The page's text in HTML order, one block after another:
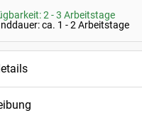
2 - 3 Arbeitstage
ca. 1 - 2 Arbeitstage